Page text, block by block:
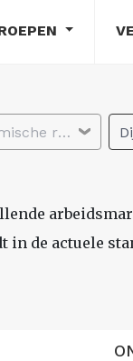
Selecteer economische regio
in de actuele